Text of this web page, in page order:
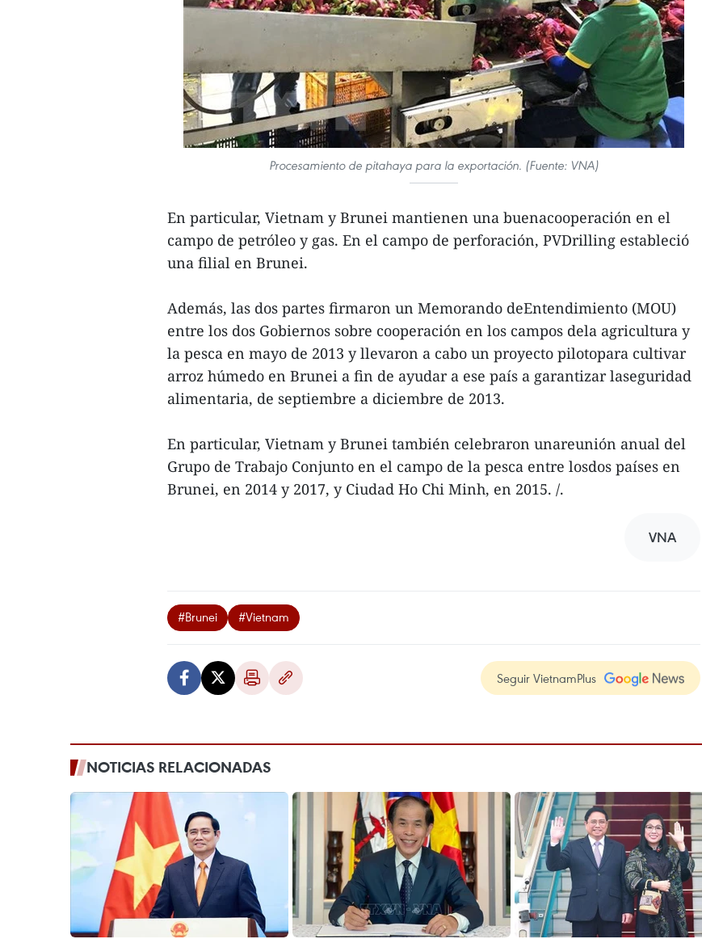
Procesamiento de pitahaya para la exportación. (Fuente: VNA)
En particular, Vietnam y Brunei mantienen una buenacooperación en el
campo de petróleo y gas. En el campo de perforación, PVDrilling estableció
una filial en Brunei.
Además, las dos partes firmaron un Memorando deEntendimiento (MOU)
entre los dos Gobiernos sobre cooperación en los campos dela agricultura y
la pesca en mayo de 2013 y llevaron a cabo un proyecto pilotopara cultivar
arroz húmedo en Brunei a fin de ayudar a ese país a garantizar laseguridad
alimentaria, de septiembre a diciembre de 2013.
En particular, Vietnam y Brunei también celebraron unareunión anual del
Grupo de Trabajo Conjunto en el campo de la pesca entre losdos países en
Brunei, en 2014 y 2017, y Ciudad Ho Chi Minh, en 2015. /.
VNA
#Brunei #Vietnam
Seguir VietnamPlus
NOTICIAS RELACIONADAS